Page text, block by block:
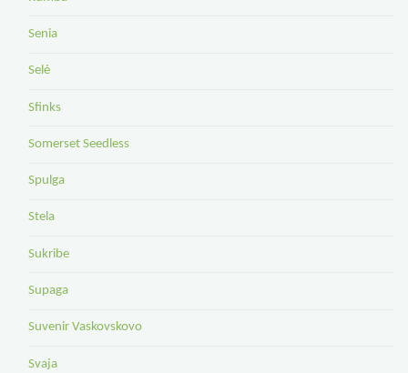
Senia
Selė
Sfinks
Somerset Seedless
Spulga
Stela
Sukribe
Supaga
Suvenir Vaskovskovo
Svaja